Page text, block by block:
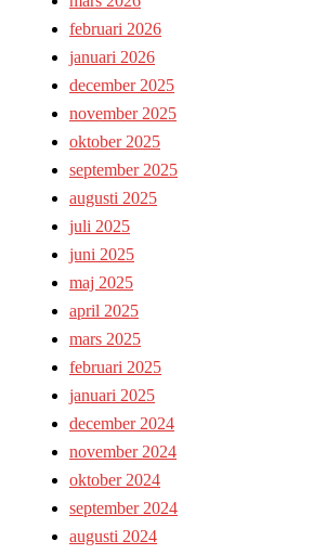
februari 2026
januari 2026
december 2025
november 2025
oktober 2025
september 2025
augusti 2025
juli 2025
juni 2025
maj 2025
april 2025
mars 2025
februari 2025
januari 2025
december 2024
november 2024
oktober 2024
september 2024
augusti 2024